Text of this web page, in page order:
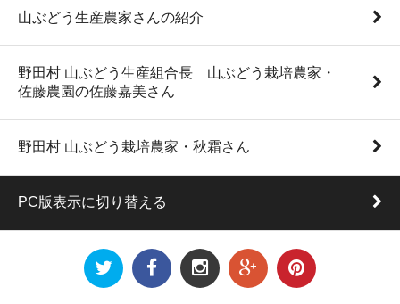
山ぶどう生産農家さんの紹介
野田村 山ぶどう生産組合長 山ぶどう栽培農家・
佐藤農園の佐藤嘉美さん
野田村 山ぶどう栽培農家・秋霜さん
PC版表示に切り替える